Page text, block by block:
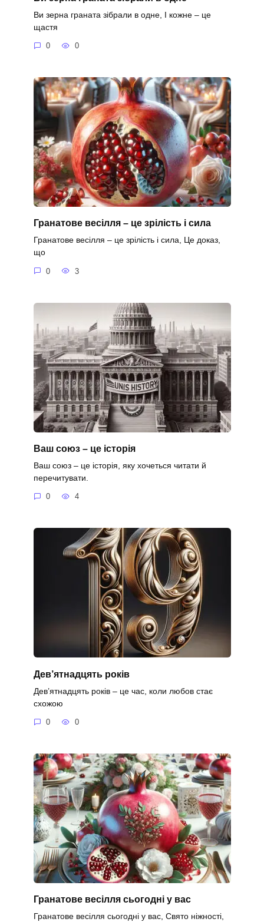
Ви зерна граната зібрали в одне, І кожне – це
щастя
0 0
Гранатове весілля – це зрілість і сила
Гранатове весілля – це зрілість і сила, Це доказ,
що
0 3
Ваш союз – це історія
Ваш союз – це історія, яку хочеться читати й
перечитувати.
0 4
Дев’ятнадцять років
Дев’ятнадцять років – це час, коли любов стає
схожою
0 0
Гранатове весілля сьогодні у вас
Гранатове весілля сьогодні у вас, Свято ніжності,